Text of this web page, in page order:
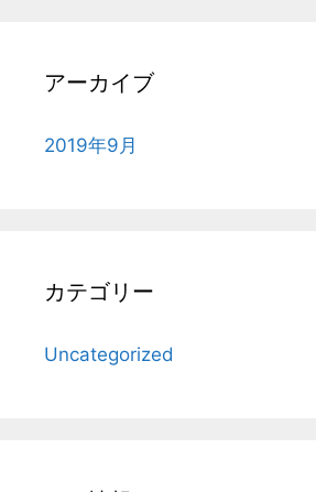
アーカイブ
2019年9月
カテゴリー
Uncategorized